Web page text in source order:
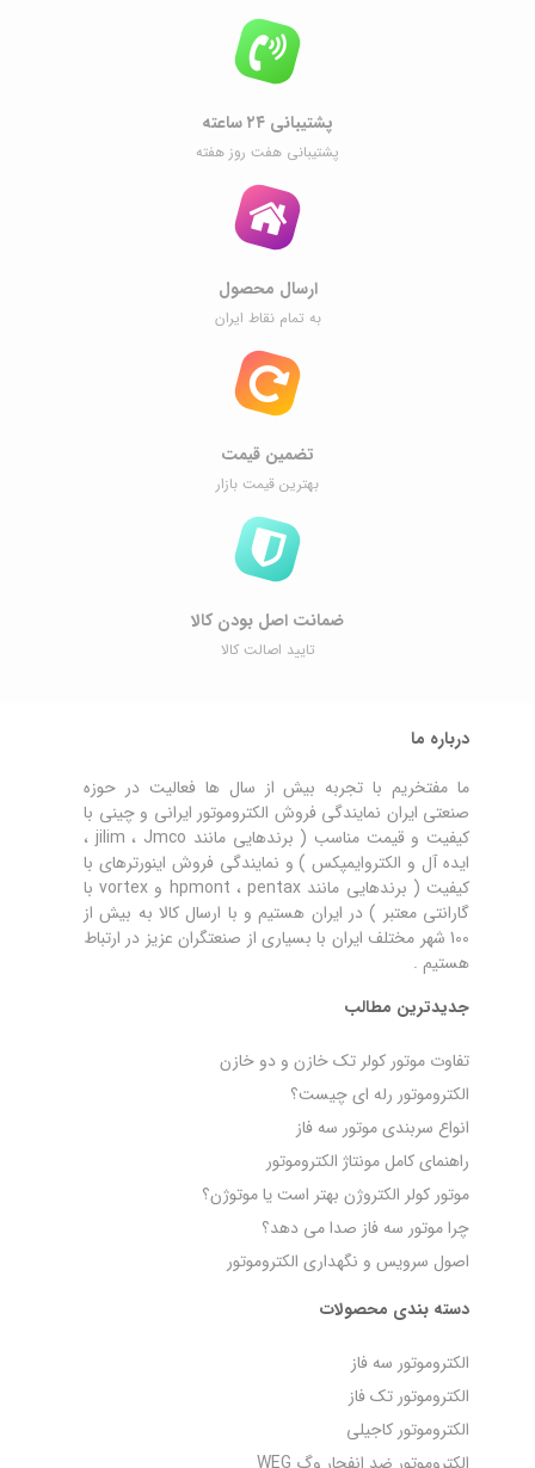
پشتیبانی ۲۴ ساعته
پشتیبانی هفت روز هفته
ارسال محصول
به تمام نقاط ایران
تضمین قیمت
بهترین قیمت بازار
ضمانت اصل ‌بودن کالا
تایید اصالت کالا
درباره ما
ما مفتخریم با تجربه بیش از سال ها فعالیت در حوزه
صنعتی ایران نمایندگی فروش الکتروموتور ایرانی و چینی با
کیفیت و قیمت مناسب ( برندهایی مانند jilim ، Jmco ،
ایده آل و الکتروایمپکس ) و نمایندگی فروش اینورترهای با
کیفیت ( برندهایی مانند hpmont ، pentax و vortex با
گارانتی معتبر ) در ایران هستیم و با ارسال کالا به بیش از
100 شهر مختلف ایران با بسیاری از صنعتگران عزیز در ارتباط
هستیم .
جدیدترین مطالب
تفاوت موتور کولر تک خازن و دو خازن
الکتروموتور رله‌ ای چیست؟
انواع سربندی موتور سه فاز
راهنمای کامل مونتاژ الکتروموتور
موتور کولر الکتروژن بهتر است یا موتوژن؟
چرا موتور سه فاز صدا می‌ دهد؟
اصول سرویس و نگهداری الکتروموتور
دسته بندی محصولات
الکتروموتور سه فاز
الکتروموتور تک فاز
الکتروموتور کاجیلی